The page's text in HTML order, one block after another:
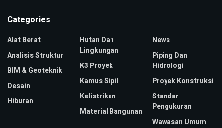
Categories
Alat Berat
Analisis Struktur
BIM & Geoteknik
Desain
Hiburan
Hutan Dan
Lingkungan
K3 Proyek
Kamus Sipil
Kelistrikan
Material Bangunan
News
Piping Dan
Hidrologi
Proyek Konstruksi
Standar
Pengukuran
Wawasan Umum